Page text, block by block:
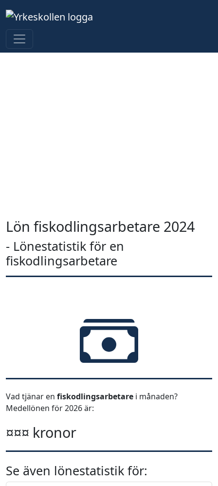
Lön fiskodlingsarbetare 2024
- Lönestatistik för en
fiskodlingsarbetare
Vad tjänar en fiskodlingsarbetare i månaden?
Medellönen för 2026 är:
¤¤¤ kronor
Se även lönestatistik för: